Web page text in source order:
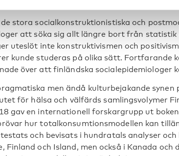
stora socialkonstruktionistiska och
att söka sig allt längre bort från
uteslöt inte konstruktivismen och
kunde studeras på olika sätt. Fortfarande
över att finländska socialepidemiologer
men ändå kulturbejakande
för hälsa och välfärds samlingsvolymer
gav en internationell forskargrupp ut
hur totalkonsumtionsmodellen kan
och bevisats i hundratals analyser
Finland och Island, men också i Kanada